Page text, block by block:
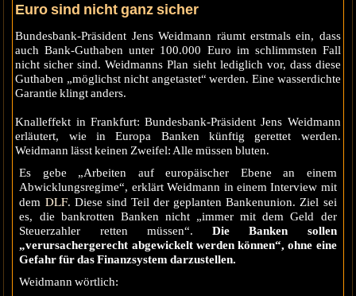
Euro sind nicht ganz sicher
Bundesbank-Präsident Jens Weidmann räumt erstmals ein, dass
auch Bank-Guthaben unter 100.000 Euro im schlimmsten Fall
nicht sicher sind. Weidmanns Plan sieht lediglich vor, dass diese
Guthaben „möglichst nicht angetastet“ werden. Eine wasserdichte
Garantie klingt anders.
Knalleffekt in Frankfurt: Bundesbank-Präsident Jens Weidmann
erläutert, wie in Europa Banken künftig gerettet werden.
Weidmann lässt keinen Zweifel: Alle müssen bluten.
Es gebe „Arbeiten auf europäischer Ebene an einem
Abwicklungsregime“, erklärt Weidmann in einem Interview mit
dem DLF. Diese sind Teil der geplanten Bankenunion. Ziel sei
es, die bankrotten Banken nicht „immer mit dem Geld der
Steuerzahler retten müssen“.Die Banken sollen
„verursachergerecht abgewickelt werden können“, ohne eine
Gefahr für das Finanzsystem darzustellen.
Weidmann wörtlich: